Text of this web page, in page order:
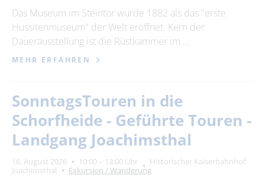
Das Museum im Steintor wurde 1882 als das "erste
Hussitenmuseum" der Welt eröffnet. Kern der
Dauerausstellung ist die Rüstkammer im …
MEHR ERFAHREN
SonntagsTouren in die
Schorfheide - Geführte Touren -
Landgang Joachimsthal
16. August 2026 10:00 – 13:00 Uhr
Historischer Kaiserbahnhof
Joachimsthal
Exkursion / Wanderung